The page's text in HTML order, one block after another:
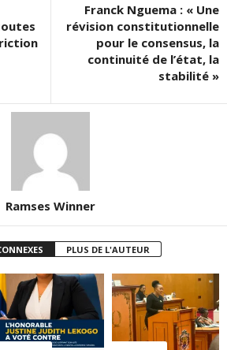
Franck Nguema : « Une
révision constitutionnelle
pour le consensus, la
continuité de l’état, la
stabilité »
Ramses Winner
PLUS DE L'AUTEUR